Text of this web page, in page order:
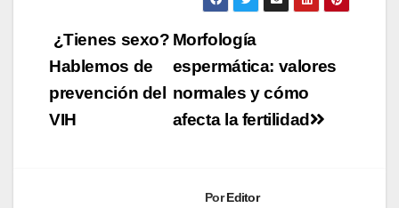
Navegación
de
entradas
Morfología
espermática: valores
normales y cómo
afecta la fertilidad
¿Tienes sexo?
Hablemos de
prevención del
VIH
PorEditor